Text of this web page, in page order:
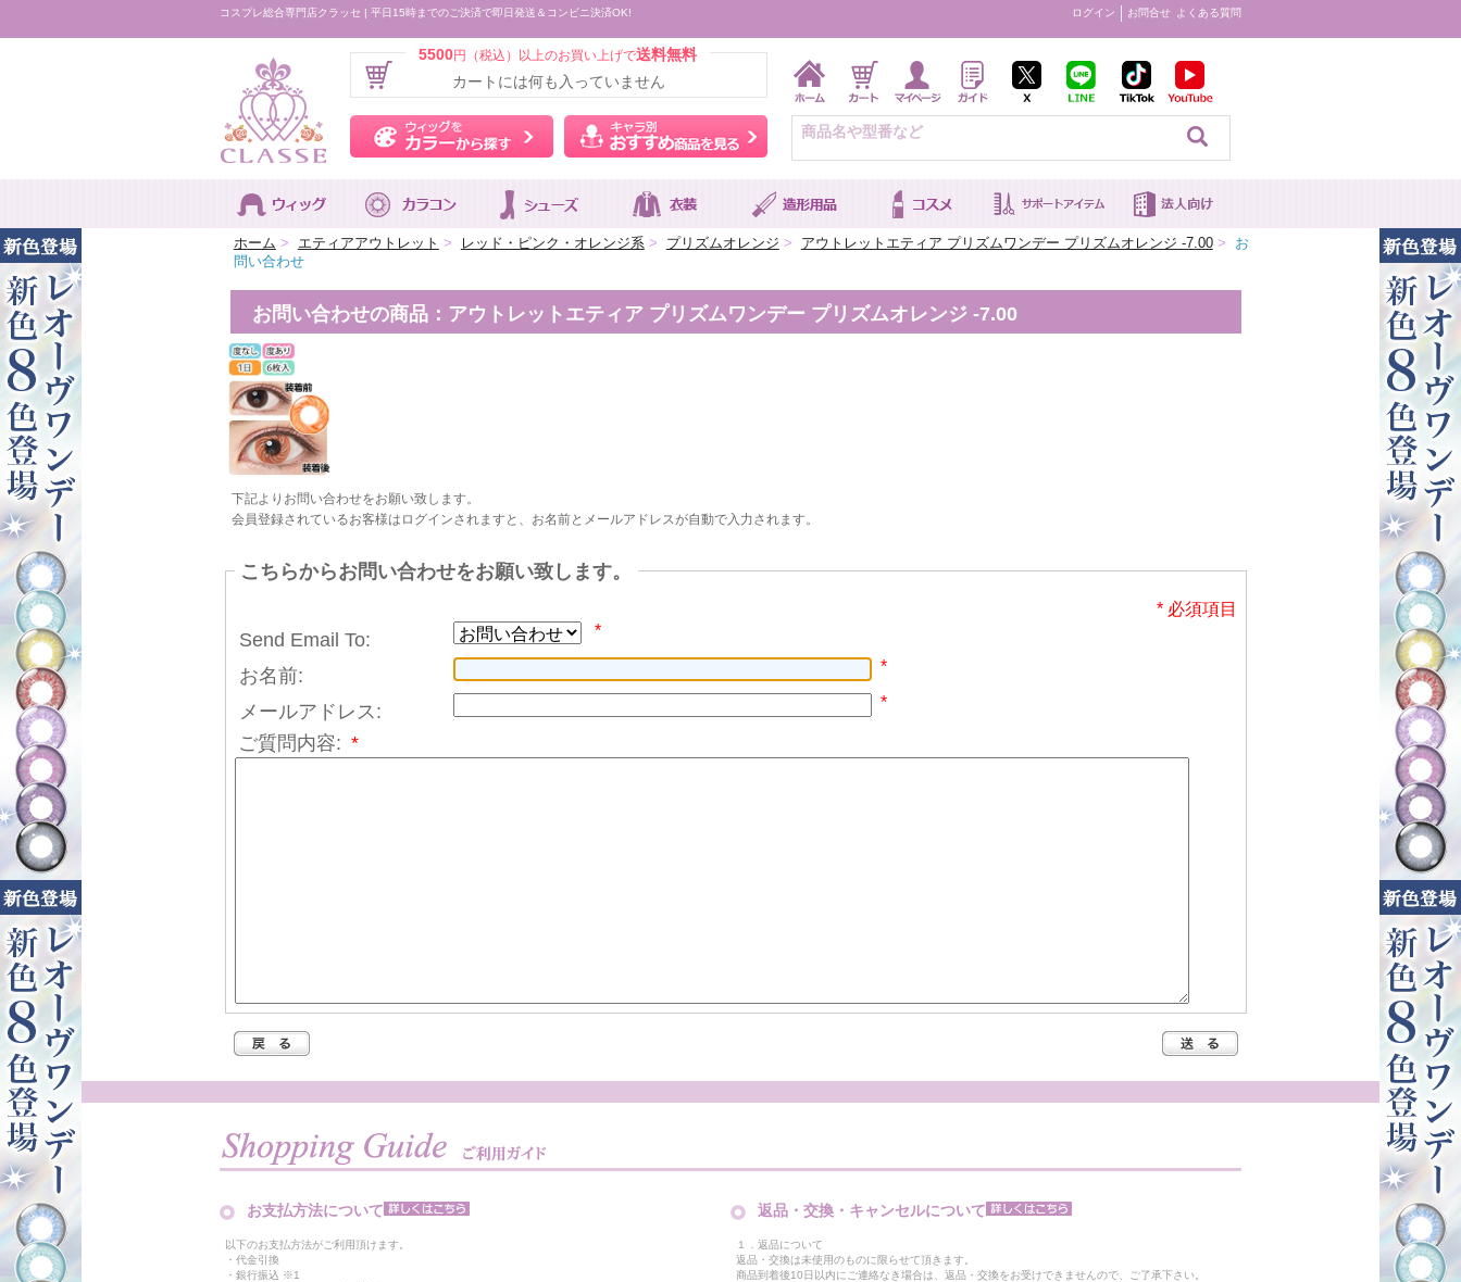
コスプレ総合専門店クラッセ | 平日15時までのご決済で即日発送＆コンビニ決済OK! ログイン お問合せ よくある質問
5500円（税込）以上のお買い上げで送料無料
カートには何も入っていません
ウィッグをカラーから探す キャラ別おすすめ商品を見る
ホーム > エティアアウトレット > レッド・ピンク・オレンジ系 > プリズムオレンジ > アウトレットエティア プリズムワンデー プリズムオレンジ -7.00 >
お
問い合わせ
お問い合わせの商品：アウトレットエティア プリズムワンデー プリズムオレンジ -7.00
下記よりお問い合わせをお願い致します。
会員登録されているお客様はログインされますと、お名前とメールアドレスが自動で入力されます。
こちらからお問い合わせをお願い致します。
* 必須項目
Send Email To: *
お名前: *
メールアドレス: *
ご質問内容: *
お支払方法について
以下のお支払方法がご利用頂けます。
・代金引換
・銀行振込 ※1
返品・交換・キャンセルについて
１．返品について
返品・交換は未使用のものに限らせて頂きます。
商品到着後10日以内にご連絡なき場合は、返品・交換をお受けできませんので、ご了承下さい。